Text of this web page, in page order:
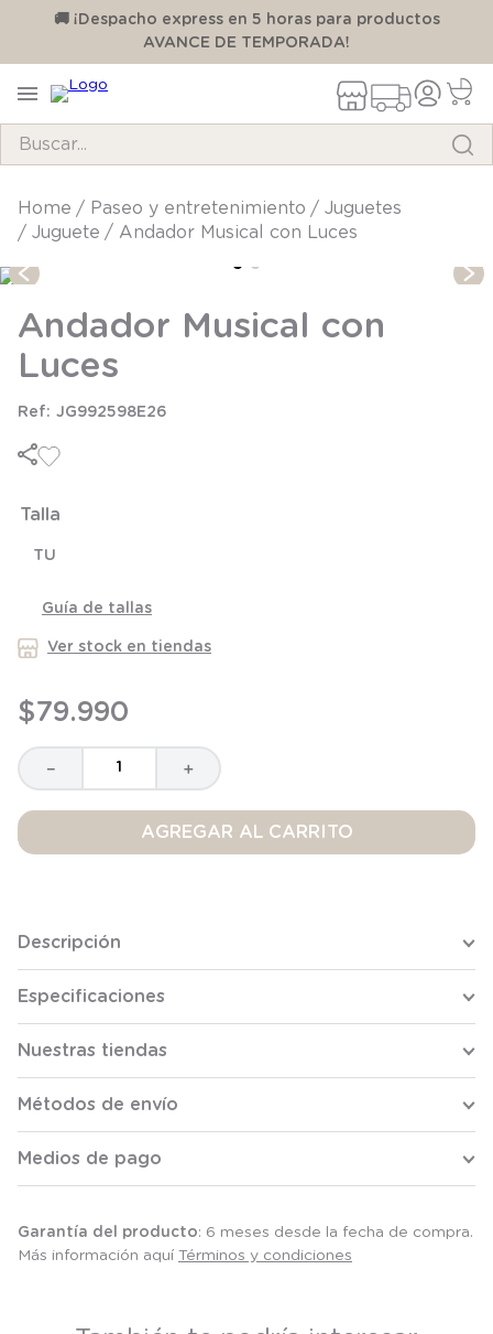
🚚 ¡Despacho express en 5 horas para productos
AVANCE DE TEMPORADA!
paseo y entretenimiento
juguetes
juguete
Andador Musical con Luces
Andador Musical con
Luces
JG992598E26
Talla
TU
Guía de tallas
Ver stock en tiendas
$79.990
＋
－
AGREGAR AL CARRITO
Descripción
Especificaciones
Nuestras tiendas
Métodos de envío
Medios de pago
Garantía del producto: 6 meses desde la fecha de compra.
Más información aquí Términos y condiciones
TÉRMINOS MÁS BUSCADOS
1.
pijama
3.
zapatillas
4
body
8.
9.